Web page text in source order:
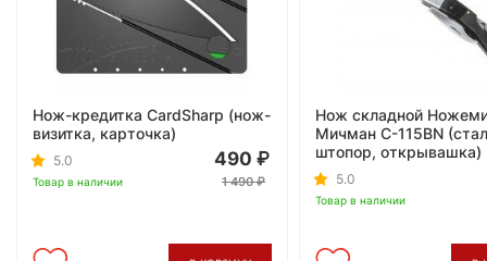
Нож-кредитка CardSharp (нож-
визитка, карточка)
5.0
Товар в наличии
490
1 490
Нож складной
Мичман C-115BN
штопор, открывашка)
5.0
Товар в наличии